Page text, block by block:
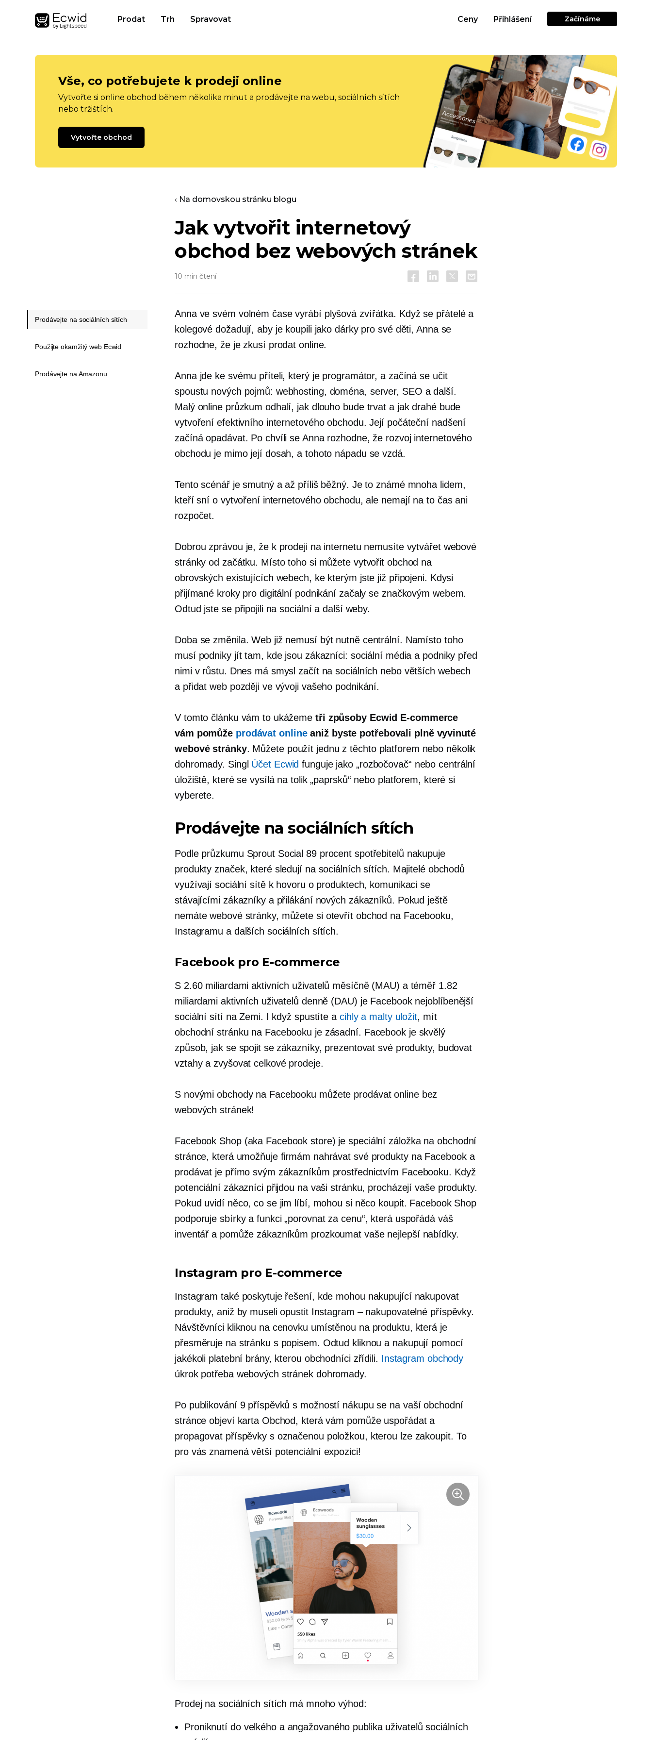
Prodat Trh Spravovat Ceny Přihlášení Začínáme
Vše, co potřebujete k prodeji online
Vytvořte si online obchod během několika minut a prodávejte na webu, sociálních sítích
nebo tržištích.
Vytvořte obchod
‹ Na domovskou stránku blogu
Jak vytvořit internetový
obchod bez webových stránek
10 min čtení
Anna ve svém volném čase vyrábí plyšová zvířátka. Když se přátelé a
kolegové dožadují, aby je koupili jako dárky pro své děti, Anna se
rozhodne, že je zkusí prodat online.
Anna jde ke svému příteli, který je programátor, a začíná se učit
spoustu nových pojmů: webhosting, doména, server, SEO a další.
Malý online průzkum odhalí, jak dlouho bude trvat a jak drahé bude
vytvoření efektivního internetového obchodu. Její počáteční nadšení
začíná opadávat. Po chvíli se Anna rozhodne, že rozvoj internetového
obchodu je mimo její dosah, a tohoto nápadu se vzdá.
Tento scénář je smutný a až příliš běžný. Je to známé mnoha lidem,
kteří sní o vytvoření internetového obchodu, ale nemají na to čas ani
rozpočet.
Dobrou zprávou je, že k prodeji na internetu nemusíte vytvářet webové
stránky od začátku. Místo toho si můžete vytvořit obchod na
obrovských existujících webech, ke kterým jste již připojeni. Kdysi
přijímané kroky pro digitální podnikání začaly se značkovým webem.
Odtud jste se připojili na sociální a další weby.
Doba se změnila. Web již nemusí být nutně centrální. Namísto toho
musí podniky jít tam, kde jsou zákazníci: sociální média a podniky před
nimi v růstu. Dnes má smysl začít na sociálních nebo větších webech
a přidat web později ve vývoji vašeho podnikání.
V tomto článku vám to ukážeme tři způsoby Ecwid E-commerce
vám pomůže prodávat onlineaniž byste potřebovali plně vyvinuté
webové stránky. Můžete použít jednu z těchto platforem nebo několik
dohromady. Singl Účet Ecwid funguje jako „rozbočovač“ nebo centrální
úložiště, které se vysílá na tolik „paprsků“ nebo platforem, které si
vyberete.
Prodávejte na sociálních sítích
Podle průzkumu Sprout Social 89 procent spotřebitelů nakupuje
produkty značek, které sledují na sociálních sítích. Majitelé obchodů
využívají sociální sítě k hovoru o produktech, komunikaci se
stávajícími zákazníky a přilákání nových zákazníků. Pokud ještě
nemáte webové stránky, můžete si otevřít obchod na Facebooku,
Instagramu a dalších sociálních sítích.
Facebook pro E-commerce
S 2.60 miliardami aktivních uživatelů měsíčně (MAU) a téměř 1.82
miliardami aktivních uživatelů denně (DAU) je Facebook nejoblíbenější
sociální sítí na Zemi. I když spustíte a cihly a maltyuložit, mít
obchodní stránku na Facebooku je zásadní. Facebook je skvělý
způsob, jak se spojit se zákazníky, prezentovat své produkty, budovat
vztahy a zvyšovat celkové prodeje.
S novými obchody na Facebooku můžete prodávat online bez
webových stránek!
Facebook Shop (aka Facebook store) je speciální záložka na obchodní
stránce, která umožňuje firmám nahrávat své produkty na Facebook a
prodávat je přímo svým zákazníkům prostřednictvím Facebooku. Když
potenciální zákazníci přijdou na vaši stránku, procházejí vaše produkty.
Pokud uvidí něco, co se jim líbí, mohou si něco koupit. Facebook Shop
podporuje sbírky a funkci „porovnat za cenu“, která uspořádá váš
inventář a pomůže zákazníkům prozkoumat vaše nejlepší nabídky.
Instagram pro E-commerce
Instagram také poskytuje řešení, kde mohou nakupující nakupovat
produkty, aniž by museli opustit Instagram – nakupovatelné příspěvky.
Návštěvníci kliknou na cenovku umístěnou na produktu, která je
přesměruje na stránku s popisem. Odtud kliknou a nakupují pomocí
jakékoli platební brány, kterou obchodníci zřídili. Instagram obchody
úkrokpotřeba webových stránek dohromady.
Po publikování 9 příspěvků s možností nákupu se na vaší obchodní
stránce objeví karta Obchod, která vám pomůže uspořádat a
propagovat příspěvky s označenou položkou, kterou lze zakoupit. To
pro vás znamená větší potenciální expozici!
Prodej na sociálních sítích má mnoho výhod:
Proniknutí do velkého a angažovaného publika uživatelů sociálních
Prodávejte na sociálních sítích
Použijte okamžitý web Ecwid
Prodávejte na Amazonu